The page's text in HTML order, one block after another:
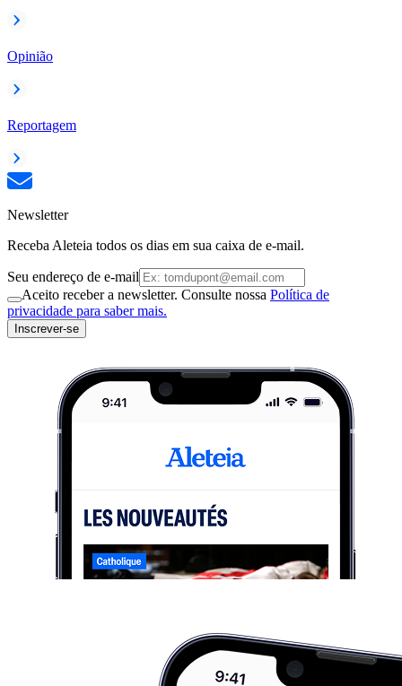
Opinião
Reportagem
Newsletter
Receba Aleteia todos os dias em sua caixa de e-mail.
Seu endereço de e-mail
Aceito receber a newsletter. Consulte nossa Política de
privacidade para saber mais.
Inscrever-se